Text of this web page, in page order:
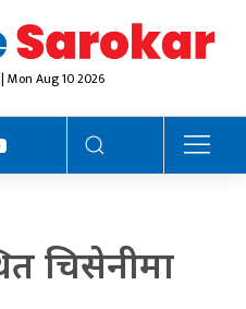
| Mon Aug 10 2026
चिसेनीमा